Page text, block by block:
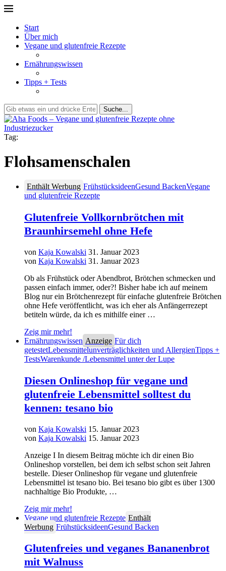
Start
Über mich
Vegane und glutenfreie Rezepte
Ernährungswissen
Tipps + Tests
Suche...
Tag:
Flohsamenschalen
Enthält Werbung FrühstücksideenGesund BackenVegane
und glutenfreie Rezepte
Glutenfreie Vollkornbrötchen mit
Braunhirsemehl ohne Hefe
von Kaja Kowalski 31. Januar 2023
von Kaja Kowalski 31. Januar 2023
Ob als Frühstück oder Abendbrot, Brötchen schmecken und
passen einfach immer, oder?! Bisher habe ich auf meinem
Blog nur ein Brötchenrezept für einfache glutenfreie Brötchen
ohne Hefe veröffentlicht, was ich eher als Anfängerrezept
betiteln würde, da ich es mithilfe einer …
Zeig mir mehr!
Ernährungswissen Anzeige Für dich
getestetLebensmittelunverträglichkeiten und AllergienTipps +
TestsWarenkunde /Lebensmittel unter der Lupe
Diesen Onlineshop für vegane und
glutenfreie Lebensmittel solltest du
kennen: tesano bio
von Kaja Kowalski 15. Januar 2023
von Kaja Kowalski 15. Januar 2023
Anzeige I In diesem Beitrag möchte ich dir einen Bio
Onlineshop vorstellen, bei dem ich selbst schon seit Jahren
bestelle. Dieser Onlineshop für vegane und glutenfreie
Lebensmittel ist tesano bio. Bei tesano bio gibt es über 1300
nachhaltige Bio Produkte, …
Zeig mir mehr!
Vegane und glutenfreie Rezepte Enthält
Werbung FrühstücksideenGesund Backen
Glutenfreies und veganes Bananenbrot
mit Walnuss